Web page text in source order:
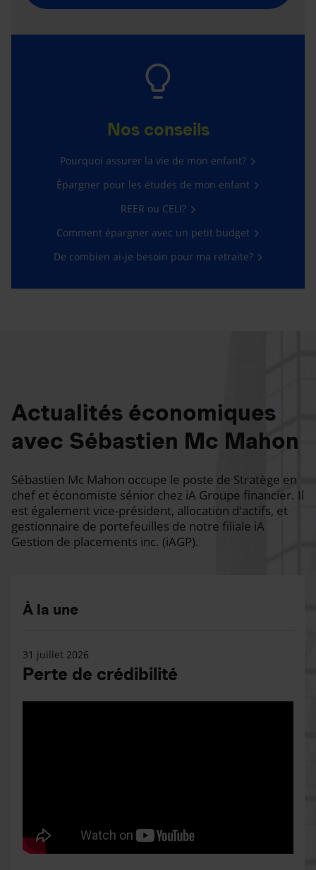
Nos conseils
Pourquoi assurer la vie de mon enfant?
Épargner pour les études de mon enfant
REER ou CELI?
Comment épargner avec un petit budget
De combien ai-je besoin pour ma retraite?
Actualités économiques
avec Sébastien Mc Mahon
Sébastien Mc Mahon occupe le poste de Stratège en
chef et économiste sénior chez iA Groupe financier. Il
est également vice-président, allocation d'actifs, et
gestionnaire de portefeuilles de notre filiale iA
Gestion de placements inc. (iAGP).
À la une
31 juillet 2026
Perte de crédibilité